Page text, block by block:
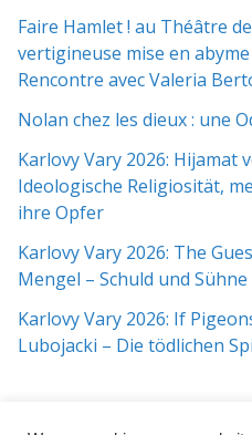
Faire Hamlet ! au Théâtre
vertigineuse mise en
Rencontre avec Valeria
Nolan chez les dieux : une
Karlovy Vary 2026: Hijamat
Ideologische Religiosität,
ihre Opfer
Karlovy Vary 2026: The
Mengel – Schuld und
Karlovy Vary 2026: If
Lubojacki – Die tödlichen